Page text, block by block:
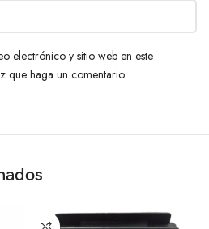
electrónico y sitio web en este
que haga un comentario.